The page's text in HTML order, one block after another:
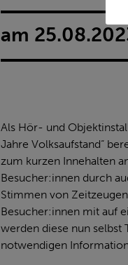
am
Als Hör- und
Jahre Volksaufstand“
zum kurzen Innehalten
Besucher:innen durch
Stimmen von
Besucher:innen mit auf
werden diese nun selbst
notwendigen